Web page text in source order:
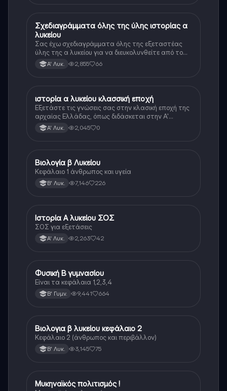
Ιστορία
Σχεδιαγράμματα όλης της ύλης ιστορίας α
λυκείου
Σας έχω σχεδιαγράμματα όλης της εξεταστέας
ύλης της α λυκείου για να διευκολυνθείτε από το
τεράστιο βάρος του βιβλίου
Α' Λυκ. 2,855 66
Ιστορία
ιστορία α λυκείου κλασσική εποχή
Εξετάστε τις γνώσεις σας στην κλασική εποχή της
αρχαίας Ελλάδας, όπως διδάσκεται στην Α'
Λυκείου.Α' Λυκ. 2,045 0
Βιολογία
Βιολογία β Λυκείου
Κεφάλαιο 1 άνθρωπος και υγεία
Β' Λυκ. 7,146 226
Ιστορία
Ιστορία Α λυκείου ΣΟΣ
ΣΟΣ για εξετάσεις
Α' Λυκ. 2,263 42
Φυσική
Φυσική Β γυμνασίου
Είναι τα κεφάλαια 1,2,3,4
Β' Γυμν. 9,441 664
Βιολογία
Βιολογια β λυκείου κεφάλαιο 2
Κεφάλαιο 2 (άνθρωπος και περιβάλλον)
Β' Λυκ. 3,145 75
Ιστορία
Μυκηναϊκός πολιτισμός !